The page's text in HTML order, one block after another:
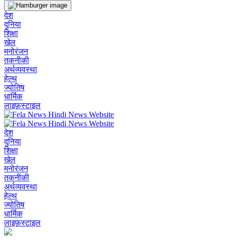
देश
दुनिया
शिक्षा
खेल
मनोरंजन
तकनीकी
अर्थव्यवस्था
हेल्थ
ज्योतिष
धार्मिक
लाइफ़स्टाइल
देश
दुनिया
शिक्षा
खेल
मनोरंजन
तकनीकी
अर्थव्यवस्था
हेल्थ
ज्योतिष
धार्मिक
लाइफ़स्टाइल